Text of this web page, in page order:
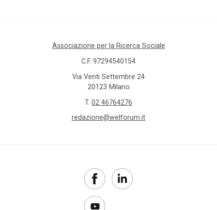
Associazione per la Ricerca Sociale
C.F. 97294540154
Via Venti Settembre 24
20123 Milano
T. 02 46764276
redazione@welforum.it